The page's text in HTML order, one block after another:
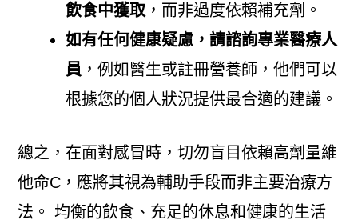
飲食中獲取，而非過度依賴補充劑。
如有任何健康疑慮，請諮詢專業醫療人
員 ，例如醫生或註冊營養師，他們可以
根據您的個人狀況提供最合適的建議。
總之，在面對感冒時，切勿盲目依賴高劑量維
他命C，應將其視為輔助手段而非主要治療方
法。 均衡的飲食、充足的休息和健康的生活